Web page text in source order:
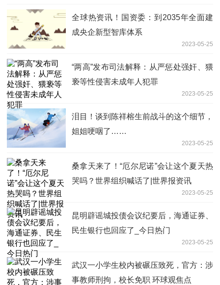
全球热资讯！国资委：到2035年全面建
成央企新型智库体系
2023-05-25
“两高”发布司法解释：从严惩处强奸、猥
亵等性侵害未成年人犯罪
2023-05-25
泪目！谈到陈祥榕生前战斗的这个细节，
姐姐哽咽了……
2023-05-25
桑拿天来了！“厄尔尼诺”会让这个夏天热
哭吗？世界组织喊话了|世界报资讯
2023-05-25
昆明辟谣城投债会议纪要后，海通证券、
民生银行也回应了_今日热门
2023-05-25
武汉一小学生校内被碾压致死，官方：涉
事教师刑拘，校长免职 环球观焦点